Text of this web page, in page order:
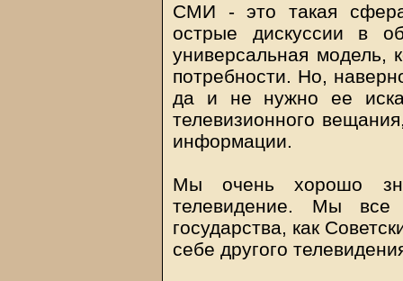
СМИ - это такая
острые дискуссии в
универсальная модель,
потребности. Но,
да и не нужно ее
телевизионного
информации.
Мы очень хорошо
телевидение. Мы все
государства, как
себе другого